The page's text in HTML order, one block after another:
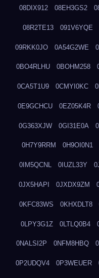
08DIX912 08EH3GS2
08R2TE13 091V6YQE
09RKK0JO 0A54G2WE
0BO4RLHU 0BOHM258
0CA5T1U9 0CMYI0KC
0E9GCHCU 0EZ05K4R
0G363XJW 0GI31E0A
0H7Y9RRM 0H9OI0N1
0IM5QCNL 0IUZL33Y
0JX5HAPI 0JXDX9ZM
0KFC83WS 0KHXDLT8
0LPY3G1Z 0LTLQ0B4
0NALSI2P 0NFM8HBQ
0P2UDQV4 0P3WEUER